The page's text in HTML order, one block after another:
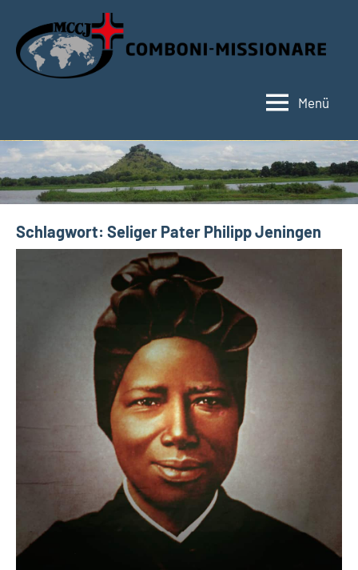
Inhalt
springen
Menü
Schlagwort: Seliger Pater Philipp Jeningen